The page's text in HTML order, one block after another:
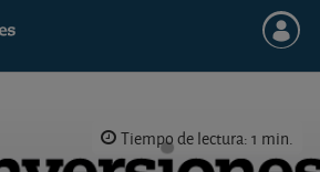
Tiempo de lectura: 1 min.